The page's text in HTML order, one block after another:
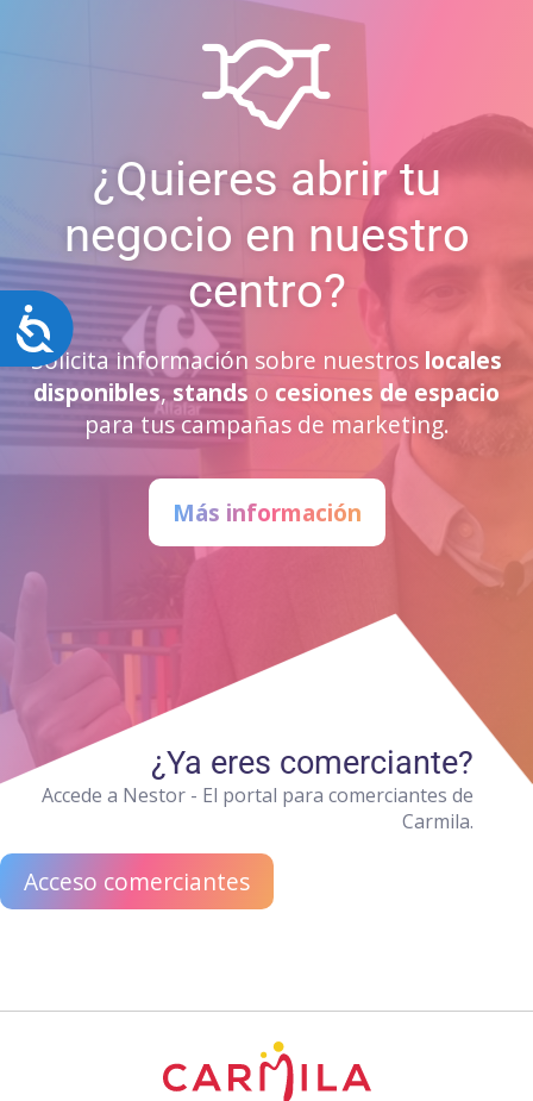
Accesibilidad
¿Quieres abrir tu
negocio en nuestro
centro?
Solicita información sobre nuestros locales
disponibles, stands o cesiones de espacio
para tus campañas de marketing.
Más información
¿Ya eres comerciante?
Accede a Nestor - El portal para comerciantes de
Carmila.
Acceso comerciantes